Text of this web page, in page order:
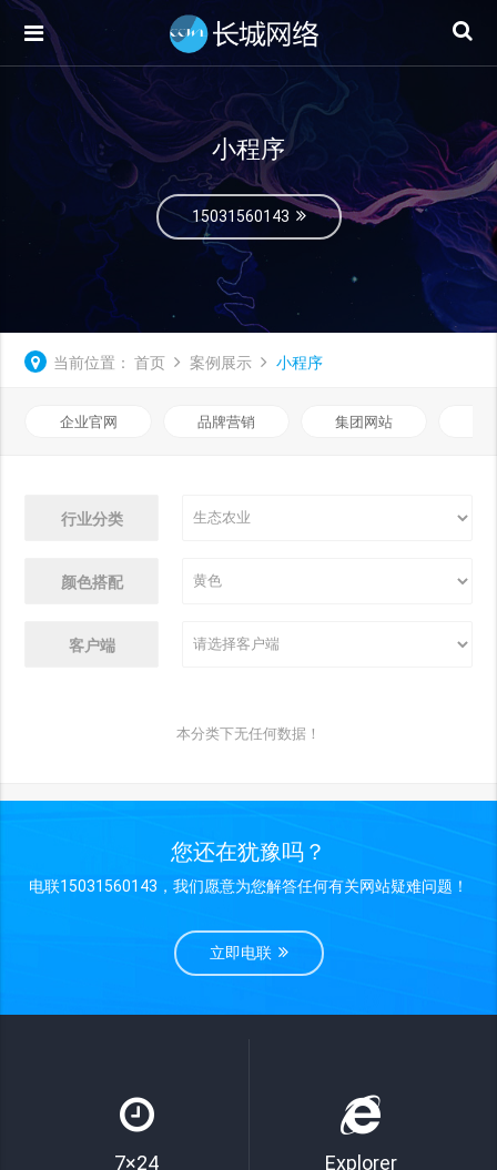
小程序
15031560143
当前位置： 首页 案例展示 小程序
企业官网 品牌营销 集团网站
行业分类
颜色搭配
客户端
本分类下无任何数据！
您还在犹豫吗？
电联15031560143，我们愿意为您解答任何有关网站疑难问题！
立即电联
7×24 Explorer